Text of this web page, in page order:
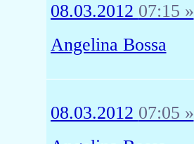
08.03.2012 07:15 »
Angelina Bossa
08.03.2012 07:05 »